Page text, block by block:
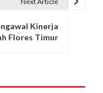
Kinerja
Flores Timur